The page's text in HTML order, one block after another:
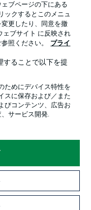
設定を管理する
局
GmbH
ブページの下にある
ックするとこのメニュ
更したり、同意を撤
ェブサイト に反映され
照ください。
プライ
することで以下を提
ためにデバイス特性を
スに保存および／また
びコンテンツ、広告お
サービス開発.